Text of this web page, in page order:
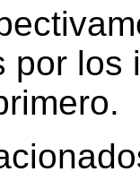
por los